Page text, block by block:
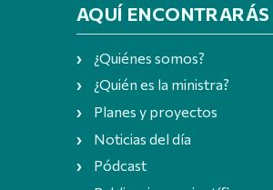
AQUÍ ENCONTRARÁS
¿Quiénes somos?
¿Quién es la ministra?
Planes y proyectos
Noticias del día
Pódcast